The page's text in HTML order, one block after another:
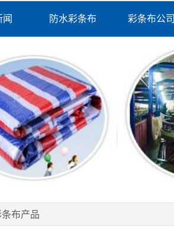
闻 防水彩条布 彩条布公司
条布产品